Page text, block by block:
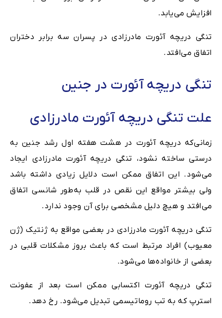
افزایش می‌یابد.
تنگی دریچه آئورت مادرزادی در پسران سه برابر دختران
اتفاق می‌افتد.
تنگی دریچه آئورت در جنین
علت تنگی دریچه آئورت مادرزادی
زمانی‌که دریچه آئورت در هشت هفته اول رشد جنین به
‌درستی ساخته نشود، تنگی دریچه آئورت مادرزادی ایجاد
می‌شود. این اتفاق ممکن است دلایل زیادی داشته ‌باشد
ولی بیشتر مواقع این نقص در قلب به‌طور شانسی اتفاق
می‌افتد و هیچ دلیل مشخصی برای آن وجود ندارد.
تنگی دریچه آئورت مادرزادی در بعضی مواقع به ژنتیک (ژن
معیوب) افراد مرتبط است که باعث بروز مشکلات قلبی در
بعضی از خانواده‌ها می‌شود.
تنگی دریچه آئورت اکتسابی ممکن است بعد از عفونت
استرپ که به تب روماتیسمی تبدیل می‌شود. رخ دهد.